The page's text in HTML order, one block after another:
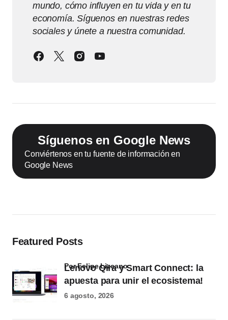
mundo, cómo influyen en tu vida y en tu
economía. Síguenos en nuestras redes
sociales y únete a nuestra comunidad.
Síguenos en Google News
Conviértenos en tu fuente de información en
Google News
Featured Posts
Lenovo Qira y Smart Connect: la
apuesta para unir el ecosistema!
por Felipe Lizcano
6 agosto, 2026